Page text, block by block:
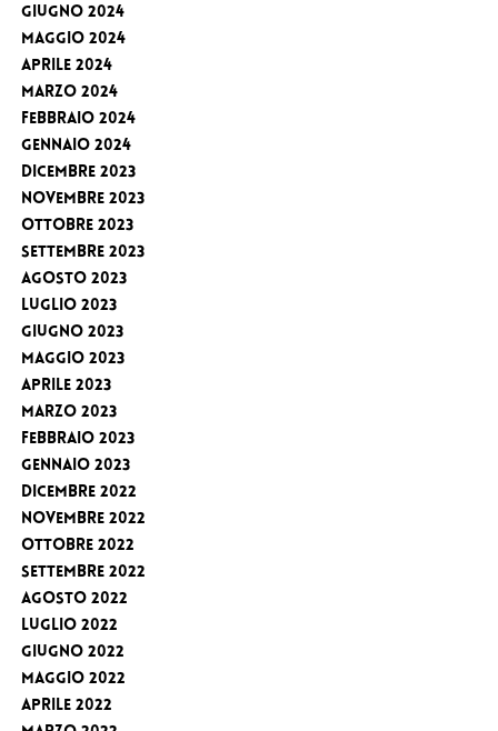
Giugno 2024
Maggio 2024
Aprile 2024
Marzo 2024
Febbraio 2024
Gennaio 2024
Dicembre 2023
Novembre 2023
Ottobre 2023
Settembre 2023
Agosto 2023
Luglio 2023
Giugno 2023
Maggio 2023
Aprile 2023
Marzo 2023
Febbraio 2023
Gennaio 2023
Dicembre 2022
Novembre 2022
Ottobre 2022
Settembre 2022
Agosto 2022
Luglio 2022
Giugno 2022
Maggio 2022
Aprile 2022